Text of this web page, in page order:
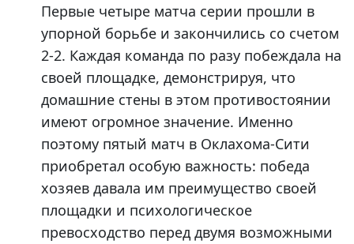
Первые четыре матча серии прошли в
упорной борьбе и закончились со счетом
2-2. Каждая команда по разу побеждала на
своей площадке, демонстрируя, что
домашние стены в этом противостоянии
имеют огромное значение. Именно
поэтому пятый матч в Оклахома-Сити
приобретал особую важность: победа
хозяев давала им преимущество своей
площадки и психологическое
превосходство перед двумя возможными